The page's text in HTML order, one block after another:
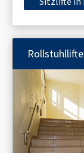
Rollstuhllifte